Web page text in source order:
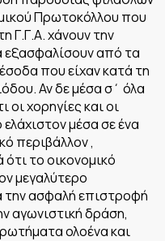
Πρωτοκόλλου που
Γ.Γ.Α. χάνουν την
εξασφαλίσουν από τα
που είχαν κατά τη
Αν δε μέσα σ΄ όλα
οι χορηγίες και οι
μέσα σε ένα
περιβάλλον ,
το οικονομικό
μεγαλύτερο
την ασφαλή επιστροφή
αγωνιστική δράση,
ολοένα και